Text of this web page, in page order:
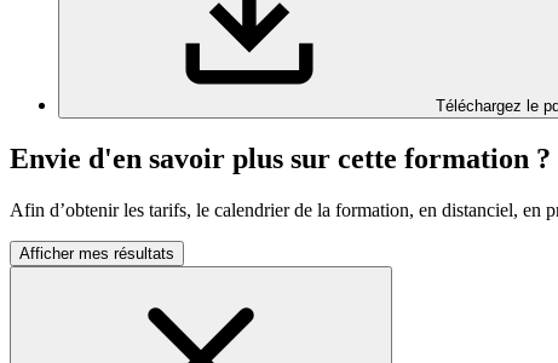
Téléchargez le
Envie d'en savoir plus sur cette formation ?
Afin d’obtenir les tarifs, le calendrier de la formation, en distanciel, en
Afficher mes résultats